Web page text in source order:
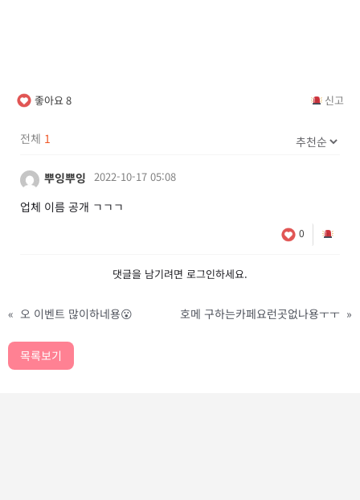
좋아요8 신고
전체 1
뿌잉뿌잉 2022-10-17 05:08
업체 이름 공개 ㄱㄱㄱ
0
댓글을 남기려면 로그인하세요.
« 오 이벤트 많이하네용😮 호메 구하는카페요런곳없나용ㅜㅜ »
목록보기